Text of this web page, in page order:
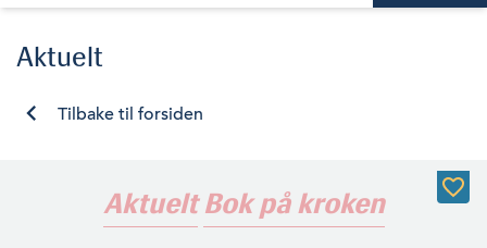
Aktuelt
Tilbake til forsiden
Aktuelt Bok på kroken